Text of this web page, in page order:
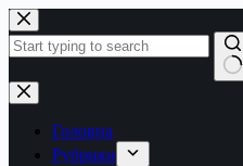
Перейти
до
вмісту
Немає
результатів
Головна
Рубрики